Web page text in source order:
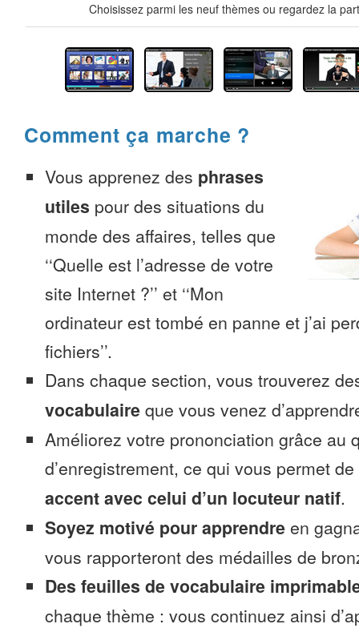
Choisissez parmi les neuf thèmes ou regardez la
Comment ça marche ?
Vous apprenez des phrases
utiles pour des situations du
monde des affaires, telles que
‘‘Quelle est l’adresse de votre
site Internet ?’’ et ‘‘Mon
ordinateur est tombé en panne et j’ai
fichiers’’.
Dans chaque section, vous trouverez
vocabulaire que vous venez
Améliorez votre prononciation grâce au
d’enregistrement, ce qui vous permet de
accent avec celui d’un locuteur natif.
Soyez motivé pour apprendre en
vous rapporteront des médailles de
Des feuilles de vocabulaire
chaque thème : vous continuez ainsi